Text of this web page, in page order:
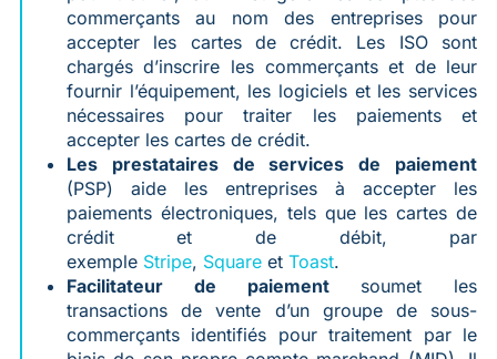
commerçants au nom des entreprises pour
accepter les cartes de crédit. Les ISO sont
chargés d’inscrire les commerçants et de leur
fournir l’équipement, les logiciels et les services
nécessaires pour traiter les paiements et
accepter les cartes de crédit.
Les prestataires de services de paiement
(PSP) aide les entreprises à accepter les
paiements électroniques, tels que les cartes de
crédit et de débit, par
exemple Stripe, Squareet Toast.
Facilitateur de paiementsoumet les
transactions de vente d’un groupe de sous-
commerçants identifiés pour traitement par le